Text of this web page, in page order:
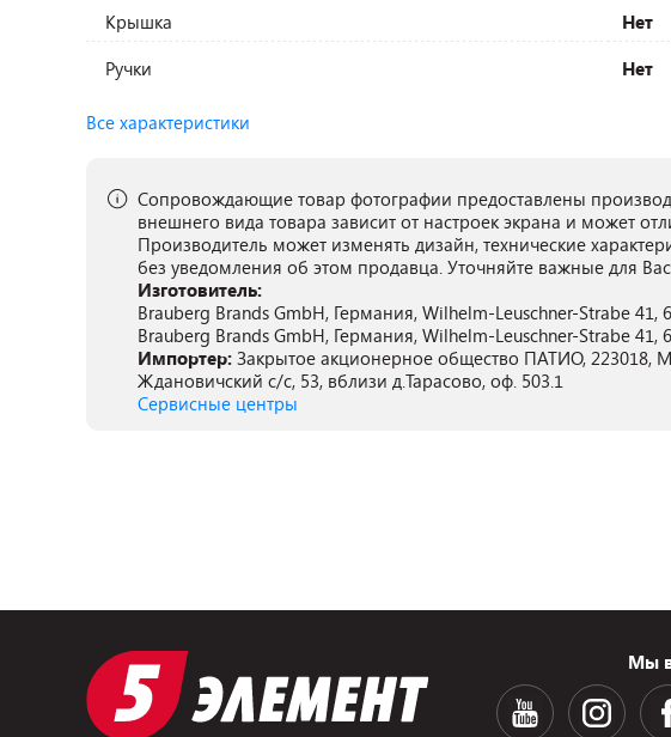
Крышка
Нет
Ручки
Нет
Все характеристики
Сопровождающие товар фотографии предоставлены
внешнего вида товара зависит от настроек экрана и может
Производитель может изменять дизайн, технические
без уведомления об этом продавца. Уточняйте важные для
Изготовитель:
Brauberg Brands GmbH, Германия, Wilhelm-Leuschner-Strabe 41,
Brauberg Brands GmbH, Германия, Wilhelm-Leuschner-Strabe 41,
Импортер: Закрытое акционерное общество ПАТИО, 223018,
Ждановичский с/с, 53, вблизи д.Тарасово, оф. 503.1
Сервисные центры
Мы